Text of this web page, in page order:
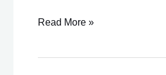
Read More »